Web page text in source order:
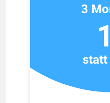
3
statt